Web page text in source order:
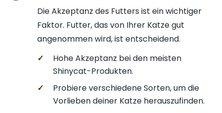
Die Akzeptanz des Futters ist ein wichtiger
Faktor. Futter, das von Ihrer Katze gut
angenommen wird, ist entscheidend.
✓
Hohe Akzeptanz bei den meisten
Shinycat-Produkten.
✓
Probiere verschiedene Sorten, um die
Vorlieben deiner Katze herauszufinden.